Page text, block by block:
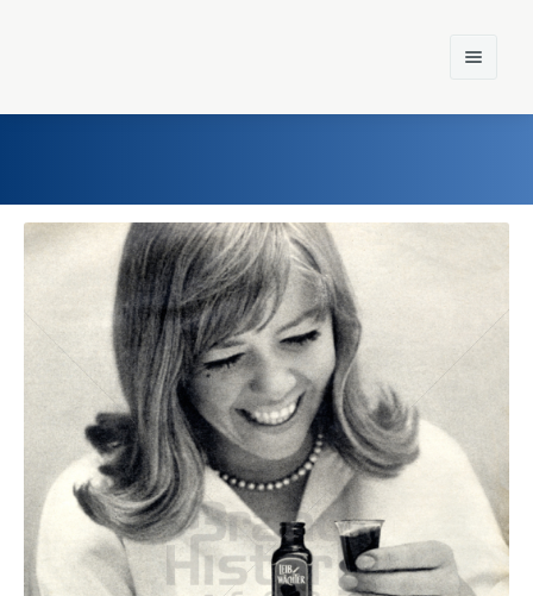
Home
Einst und Heute
Marken